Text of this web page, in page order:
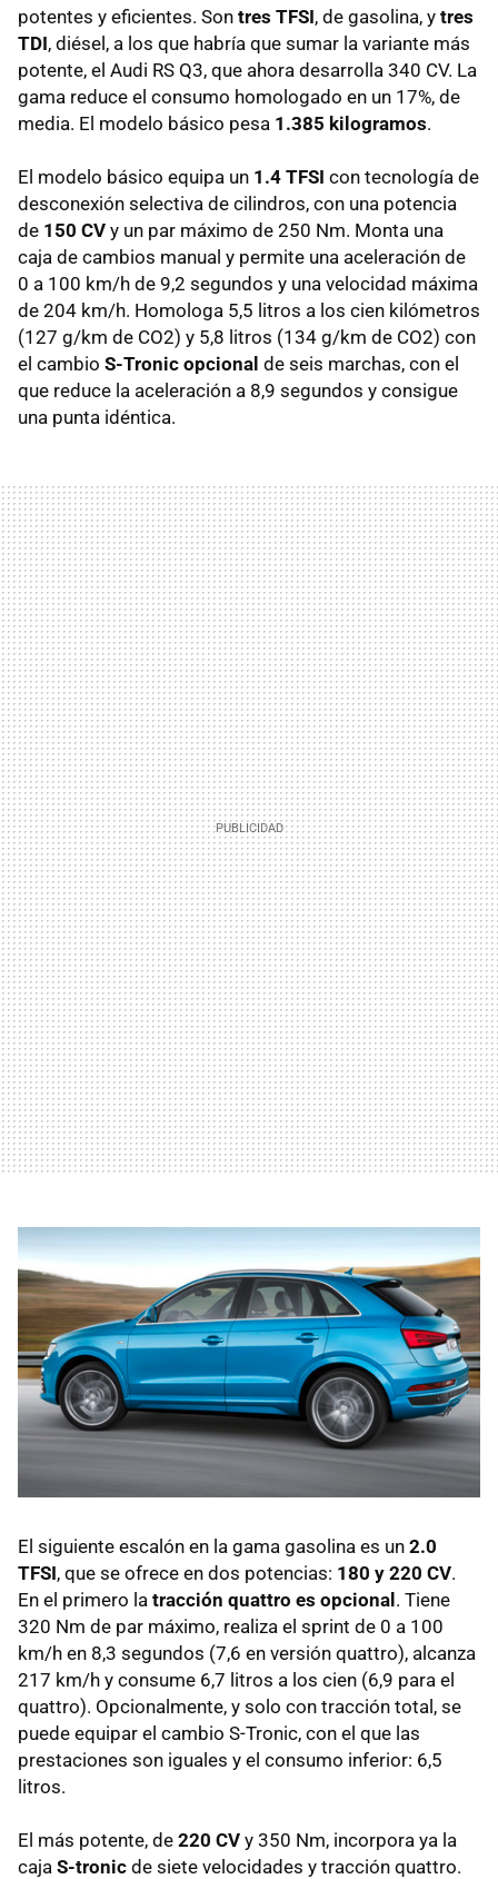
potentes y eficientes. Son tres TFSI, de gasolina, y tres
TDI, diésel, a los que habría que sumar la variante más
potente, el Audi RS Q3, que ahora desarrolla 340 CV. La
gama reduce el consumo homologado en un 17%, de
media. El modelo básico pesa 1.385 kilogramos.
El modelo básico equipa un 1.4 TFSI con tecnología de
desconexión selectiva de cilindros, con una potencia
de 150 CV y un par máximo de 250 Nm. Monta una
caja de cambios manual y permite una aceleración de
0 a 100 km/h de 9,2 segundos y una velocidad máxima
de 204 km/h. Homologa 5,5 litros a los cien kilómetros
(127 g/km de CO2) y 5,8 litros (134 g/km de CO2) con
el cambio S-Tronic opcional de seis marchas, con el
que reduce la aceleración a 8,9 segundos y consigue
una punta idéntica.
El siguiente escalón en la gama gasolina es un 2.0
TFSI, que se ofrece en dos potencias: 180 y 220 CV.
En el primero la tracción quattro es opcional. Tiene
320 Nm de par máximo, realiza el sprint de 0 a 100
km/h en 8,3 segundos (7,6 en versión quattro), alcanza
217 km/h y consume 6,7 litros a los cien (6,9 para el
quattro). Opcionalmente, y solo con tracción total, se
puede equipar el cambio S-Tronic, con el que las
prestaciones son iguales y el consumo inferior: 6,5
litros.
El más potente, de 220 CV y 350 Nm, incorpora ya la
caja S-tronic de siete velocidades y tracción quattro.